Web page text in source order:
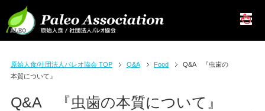
原始人食/社団法人パレオ協会 TOP Q&A Food
Q&A 『虫歯の
本質について』
Q&A 『虫歯の本質について』